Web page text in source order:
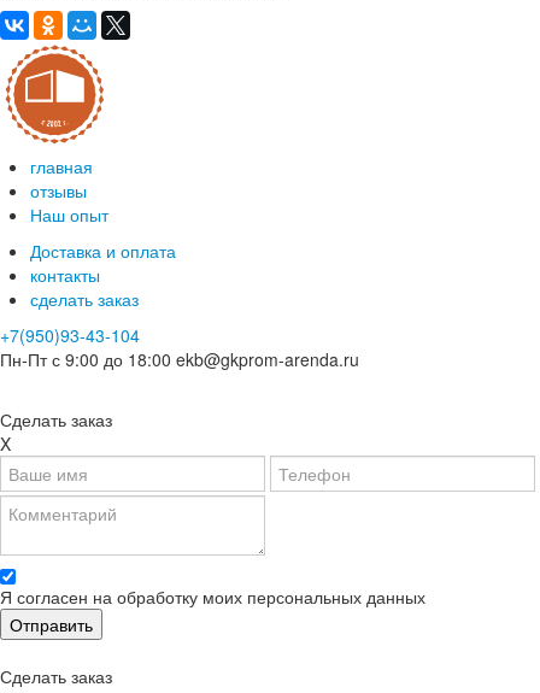
главная
отзывы
Наш опыт
Доставка и оплата
контакты
сделать заказ
+7(950)93-43-104
Пн-Пт с 9:00 до 18:00 ekb@gkprom-arenda.ru
Сделать заказ
X
Я согласен на обработку моих персональных данных
Сделать заказ